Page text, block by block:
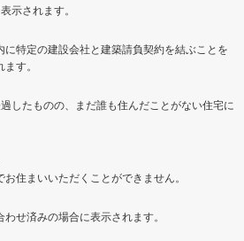
示されます。
特定の建設会社と建築請負契約を結ぶことを
す。
したものの、まだ誰も住んだことがない住宅に
住まいいただくことができません。
せ済みの場合に表示されます。